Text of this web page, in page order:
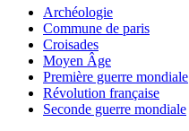
Archéologie
Commune de paris
Croisades
Moyen Âge
Première guerre mondiale
Révolution française
Seconde guerre mondiale